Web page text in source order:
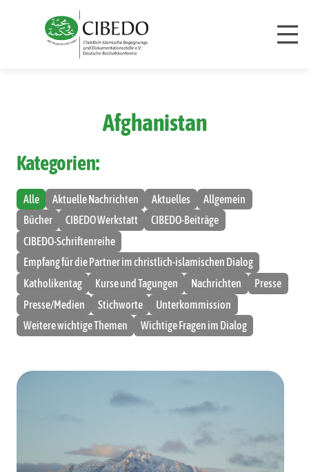
Afghanistan
Kategorien:
Alle Aktuelle Nachrichten Aktuelles
Allgemein
Bücher
CIBEDO Werkstatt
CIBEDO-Beiträge
CIBEDO-Schriftenreihe
Empfang für die Partner im christlich-islamischen Dialog
Katholikentag
Kurse und Tagungen Nachrichten
Presse
Presse/Medien
Stichworte
Unterkommission
Weitere wichtige Themen
Wichtige Fragen im Dialog